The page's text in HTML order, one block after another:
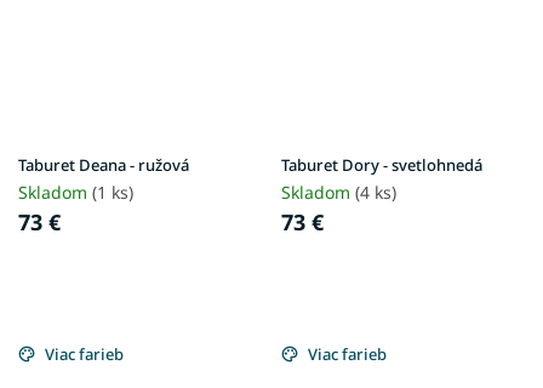
Taburet Deana - ružová
Skladom (1 ks)
73 €
Taburet Dory - svetlohnedá
Skladom (4 ks)
73 €
Viac farieb Viac farieb